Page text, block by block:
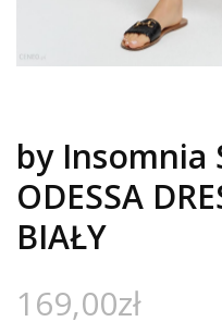
by Insomnia
ODESSA
BIAŁY
169,00zł